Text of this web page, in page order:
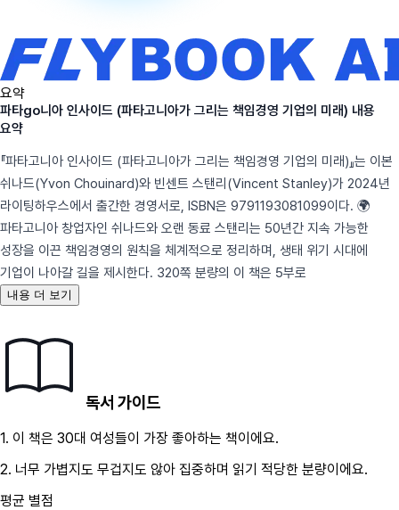
요약
파타go니아 인사이드 (파타고니아가 그리는 책임경영 기업의 미래) 내용
요약
『파타고니아 인사이드 (파타고니아가 그리는 책임경영 기업의 미래)』는 이본
쉬나드(Yvon Chouinard)와 빈센트 스탠리(Vincent Stanley)가 2024년
라이팅하우스에서 출간한 경영서로, ISBN은 9791193081099이다. 🌍
파타고니아 창업자인 쉬나드와 오랜 동료 스탠리는 50년간 지속 가능한
성장을 이끈 책임경영의 원칙을 체계적으로 정리하며, 생태 위기 시대에
기업이 나아갈 길을 제시한다. 320쪽 분량의 이 책은 5부로
내용 더 보기
독서 가이드
1. 이 책은 30대 여성들이 가장 좋아하는 책이에요.
2. 너무 가볍지도 무겁지도 않아 집중하며 읽기 적당한 분량이에요.
평균 별점